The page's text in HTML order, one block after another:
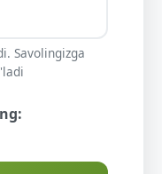
Savolingizga